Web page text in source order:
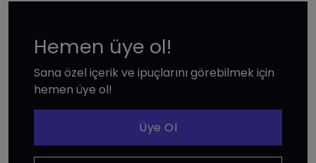
Hemen üye ol!
Sana özel içerik ve ipuçlarını görebilmek için
hemen üye ol!
Üye Ol